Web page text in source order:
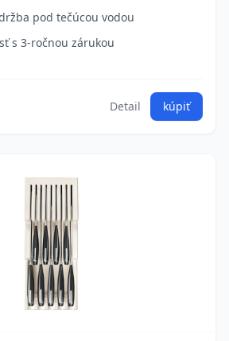
pod tečúcou vodou
s 3-ročnou zárukou
Detail kúpiť